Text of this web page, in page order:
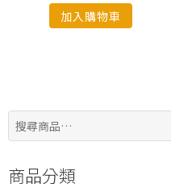
加入購物車
搜
尋:
商品分類